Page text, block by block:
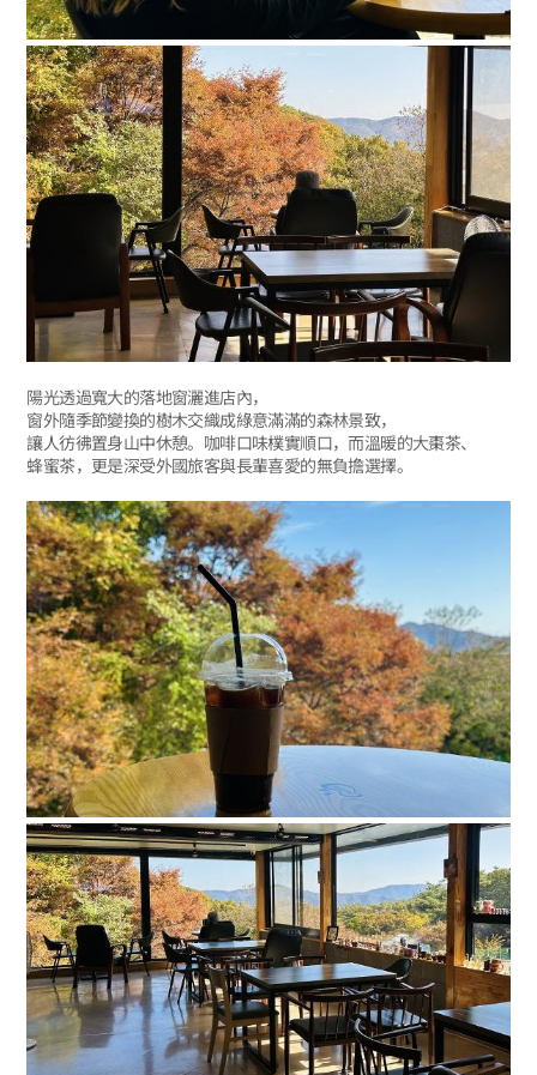
陽光透過寬大的落地窗灑進店內，
窗外隨季節變換的樹木交織成綠意滿滿的森林景致，
讓人彷彿置身山中休憩。咖啡口味樸實順口，而溫暖的大棗茶、
蜂蜜茶，更是深受外國旅客與長輩喜愛的無負擔選擇。